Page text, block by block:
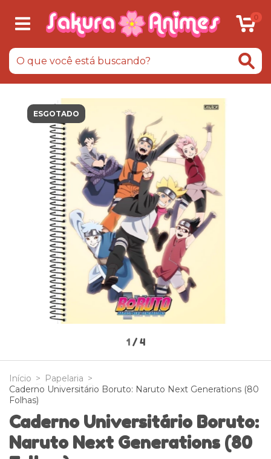
0
ESGOTADO
1 / 4
Início > Papelaria >
Caderno Universitário Boruto: Naruto Next Generations (80
Folhas)
Caderno Universitário Boruto:
Naruto Next Generations (80